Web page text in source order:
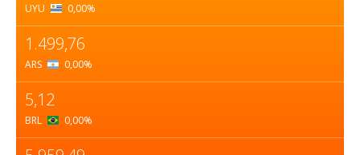
UYU 0,00%
1.499,76
ARS 0,00%
5,12
BRL 0,00%